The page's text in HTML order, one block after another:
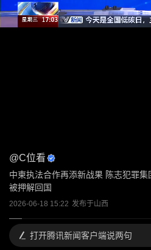
@C位看
中柬执法合作再添新战果 陈志犯罪
被押解回国
2026-06-18 15:22 发布于山西
打开腾讯新闻客户端说两句